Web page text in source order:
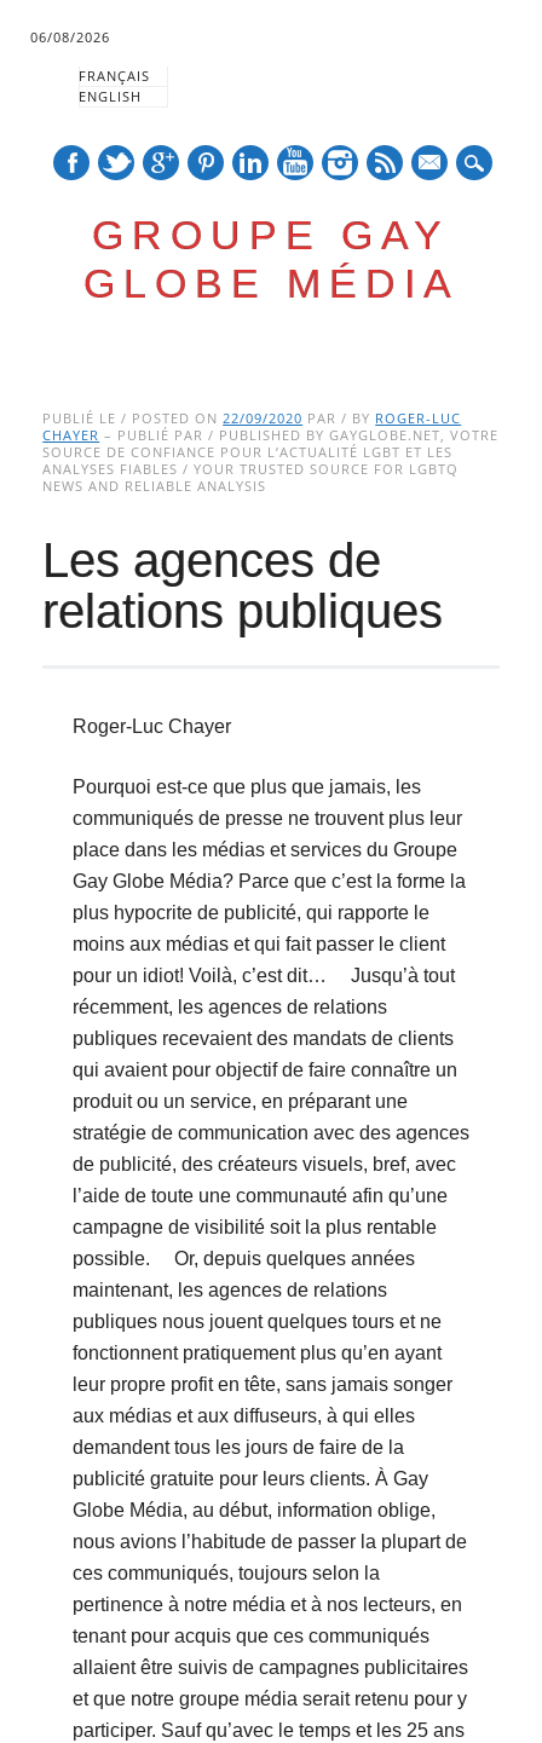
06/08/2026
FRANÇAIS
ENGLISH
GROUPE GAY
GLOBE MÉDIA
Main menu
to
content
PUBLIÉ LE / POSTED ON22/09/2020 PAR / BY ROGER-LUC
CHAYER – PUBLIÉ PAR / PUBLISHED BY GAYGLOBE.NET, VOTRE
SOURCE DE CONFIANCE POUR L’ACTUALITÉ LGBT ET LES
ANALYSES FIABLES / YOUR TRUSTED SOURCE FOR LGBTQ
NEWS AND RELIABLE ANALYSIS
Les agences de
relations publiques
Roger-Luc Chayer
Pourquoi est-ce que plus que jamais, les
communiqués de presse ne trouvent plus leur
place dans les médias et services du Groupe
Gay Globe Média? Parce que c’est la forme la
plus hypocrite de publicité, qui rapporte le
moins aux médias et qui fait passer le client
pour un idiot! Voilà, c’est dit… Jusqu’à tout
récemment, les agences de relations
publiques recevaient des mandats de clients
qui avaient pour objectif de faire connaître un
produit ou un service, en préparant une
stratégie de communication avec des agences
de publicité, des créateurs visuels, bref, avec
l’aide de toute une communauté afin qu’une
campagne de visibilité soit la plus rentable
possible. Or, depuis quelques années
maintenant, les agences de relations
publiques nous jouent quelques tours et ne
fonctionnent pratiquement plus qu’en ayant
leur propre profit en tête, sans jamais songer
aux médias et aux diffuseurs, à qui elles
demandent tous les jours de faire de la
publicité gratuite pour leurs clients. À Gay
Globe Média, au début, information oblige,
nous avions l’habitude de passer la plupart de
ces communiqués, toujours selon la
pertinence à notre média et à nos lecteurs, en
tenant pour acquis que ces communiqués
allaient être suivis de campagnes publicitaires
et que notre groupe média serait retenu pour y
participer. Sauf qu’avec le temps et les 25 ans